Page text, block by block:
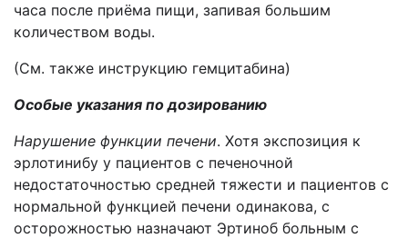
часа после приёма пищи, запивая большим
количеством воды.
(См. также инструкцию гемцитабина)
Особые указания по дозированию
Нарушение функции печени. Хотя экспозиция к
эрлотинибу у пациентов с печеночной
недостаточностью средней тяжести и пациентов с
нормальной функцией печени одинакова, с
осторожностью назначают Эртиноб больным с